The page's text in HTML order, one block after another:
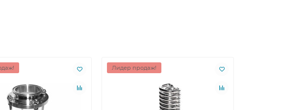
Лидер продаж!